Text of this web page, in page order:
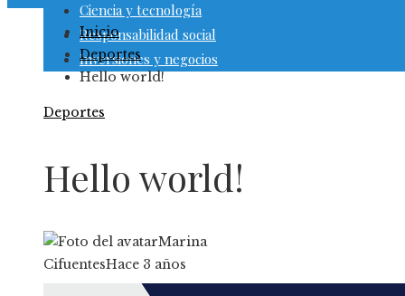
Ciencia y tecnología
Responsabilidad social
Inversiones y negocios
Inicio
Deportes
Hello world!
Deportes
Hello world!
Marina
CifuentesHace 3 años